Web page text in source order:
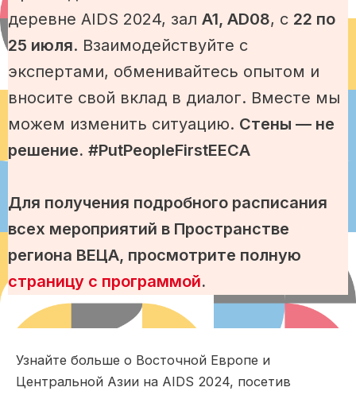
деревне AIDS 2024, зал A1, AD08, с 22 по
25 июля. Взаимодействуйте с
экспертами, обменивайтесь опытом и
вносите свой вклад в диалог. Вместе мы
можем изменить ситуацию. Стены — не
решение. #PutPeopleFirstEECA
Для получения подробного расписания
всех мероприятий в Пространстве
региона ВЕЦА, просмотрите полную
страницу с программой.
Узнайте больше о Восточной Европе и
Центральной Азии на AIDS 2024, посетив